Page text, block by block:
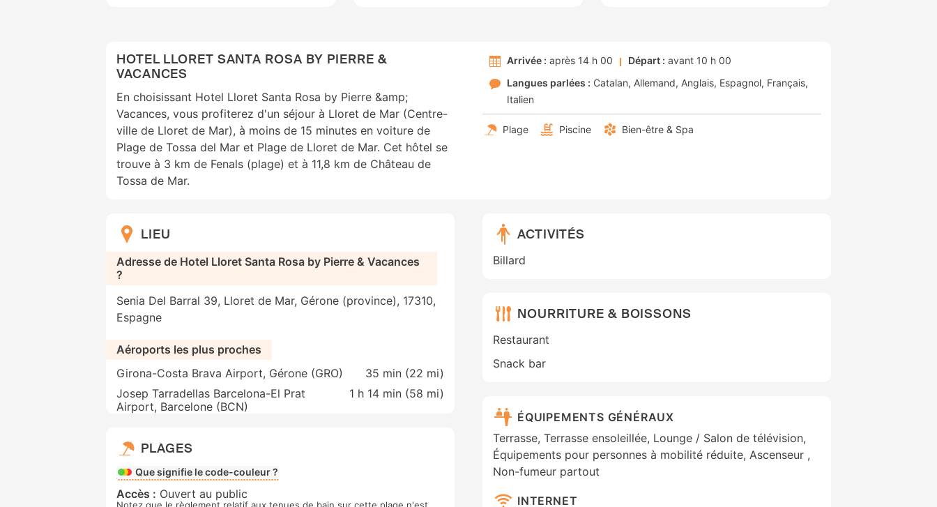
HOTEL LLORET SANTA ROSA BY PIERRE &
VACANCES
En choisissant Hotel Lloret Santa Rosa by Pierre &amp;
Vacances, vous profiterez d'un séjour à Lloret de Mar (Centre-
ville de Lloret de Mar), à moins de 15 minutes en voiture de
Plage de Tossa del Mar et Plage de Lloret de Mar. Cet hôtel se
trouve à 3 km de Fenals (plage) et à 11,8 km de Château de
Tossa de Mar.
Arrivée : après 14 h 00 Départ : avant 10 h 00
Langues parlées : Catalan Allemand Anglais Espagnol Français
Italien
Plage Piscine Bien-être & Spa
LIEU
Adresse de Hotel Lloret Santa Rosa by Pierre & Vacances
?
Senia Del Barral 39, Lloret de Mar, Gérone (province), 17310,
Espagne
Aéroports les plus proches
Girona-Costa Brava Airport, Gérone (GRO)
35 min (22 mi)
Josep Tarradellas Barcelona-El Prat
Airport, Barcelone (BCN)
1 h 14 min (58 mi)
PLAGES
Que signifie le code-couleur ?
Accès : Ouvert au public
Notez que le règlement relatif aux tenues de bain sur cette plage n'est
ACTIVITÉS
Billard
NOURRITURE & BOISSONS
Restaurant
Snack bar
ÉQUIPEMENTS GÉNÉRAUX
Terrasse, Terrasse ensoleillée, Lounge / Salon de télévision,
Équipements pour personnes à mobilité réduite, Ascenseur ,
Non-fumeur partout
INTERNET